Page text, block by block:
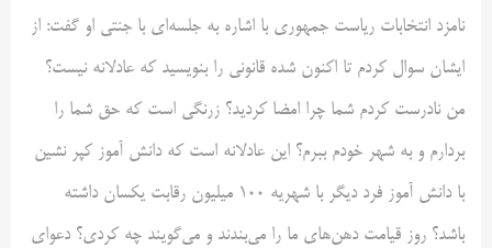
نامزد انتخابات ریاست جمهوری با اشاره به جلسه‌ای با جنتی او گفت: از
ایشان سوال کردم تا اکنون شده قانونی را بنویسید که عادلانه نیست؟
من نادرست کردم شما چرا امضا کردید؟ زرنگی است که حق شما را
بردارم و به شهر خودم ببرم؟ این عادلانه است که دانش آموز کپر نشین
با دانش آموز فرد دیگر با شهریه ۱۰۰ میلیون رقابت یکسان داشته
باشد؟ روز قیامت دهن‌های ما را می‌بندند و می‌گویند چه کردی؟ دعوای